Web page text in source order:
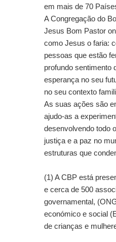
em mais de 70
A Congregação do
Jesus Bom Pastor
como Jesus o faria:
pessoas que estão
profundo sentimento
esperança no seu
no seu contexto
As suas ações são
ajudo-as a
desenvolvendo todo
justiça e a paz no
estruturas que
(1) A CBP está
e cerca de 500
governamental,
económico e social
de crianças e